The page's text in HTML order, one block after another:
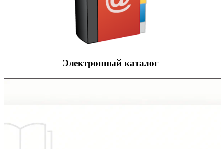
Электронный каталог